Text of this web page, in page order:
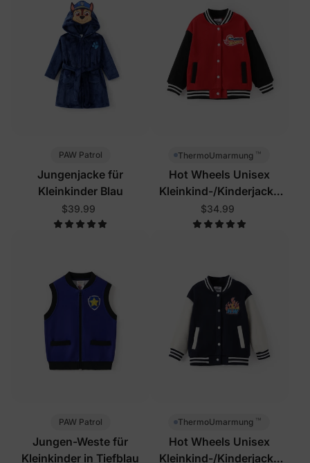
PAW Patrol
Jungenjacke für
Kleinkinder Blau
$39.99
ThermoUmarmung ™
Hot Wheels Unisex
Kleinkind-/Kinderjacke
Rot
$34.99
PAW Patrol
Jungen-Weste für
Kleinkinder in Tiefblau
ThermoUmarmung ™
Hot Wheels Unisex
Kleinkind-/Kinderjacke